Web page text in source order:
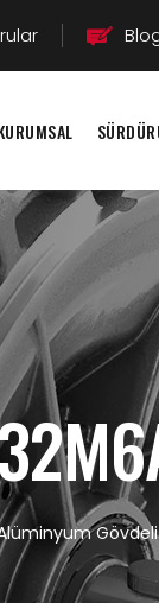
Alüminyum